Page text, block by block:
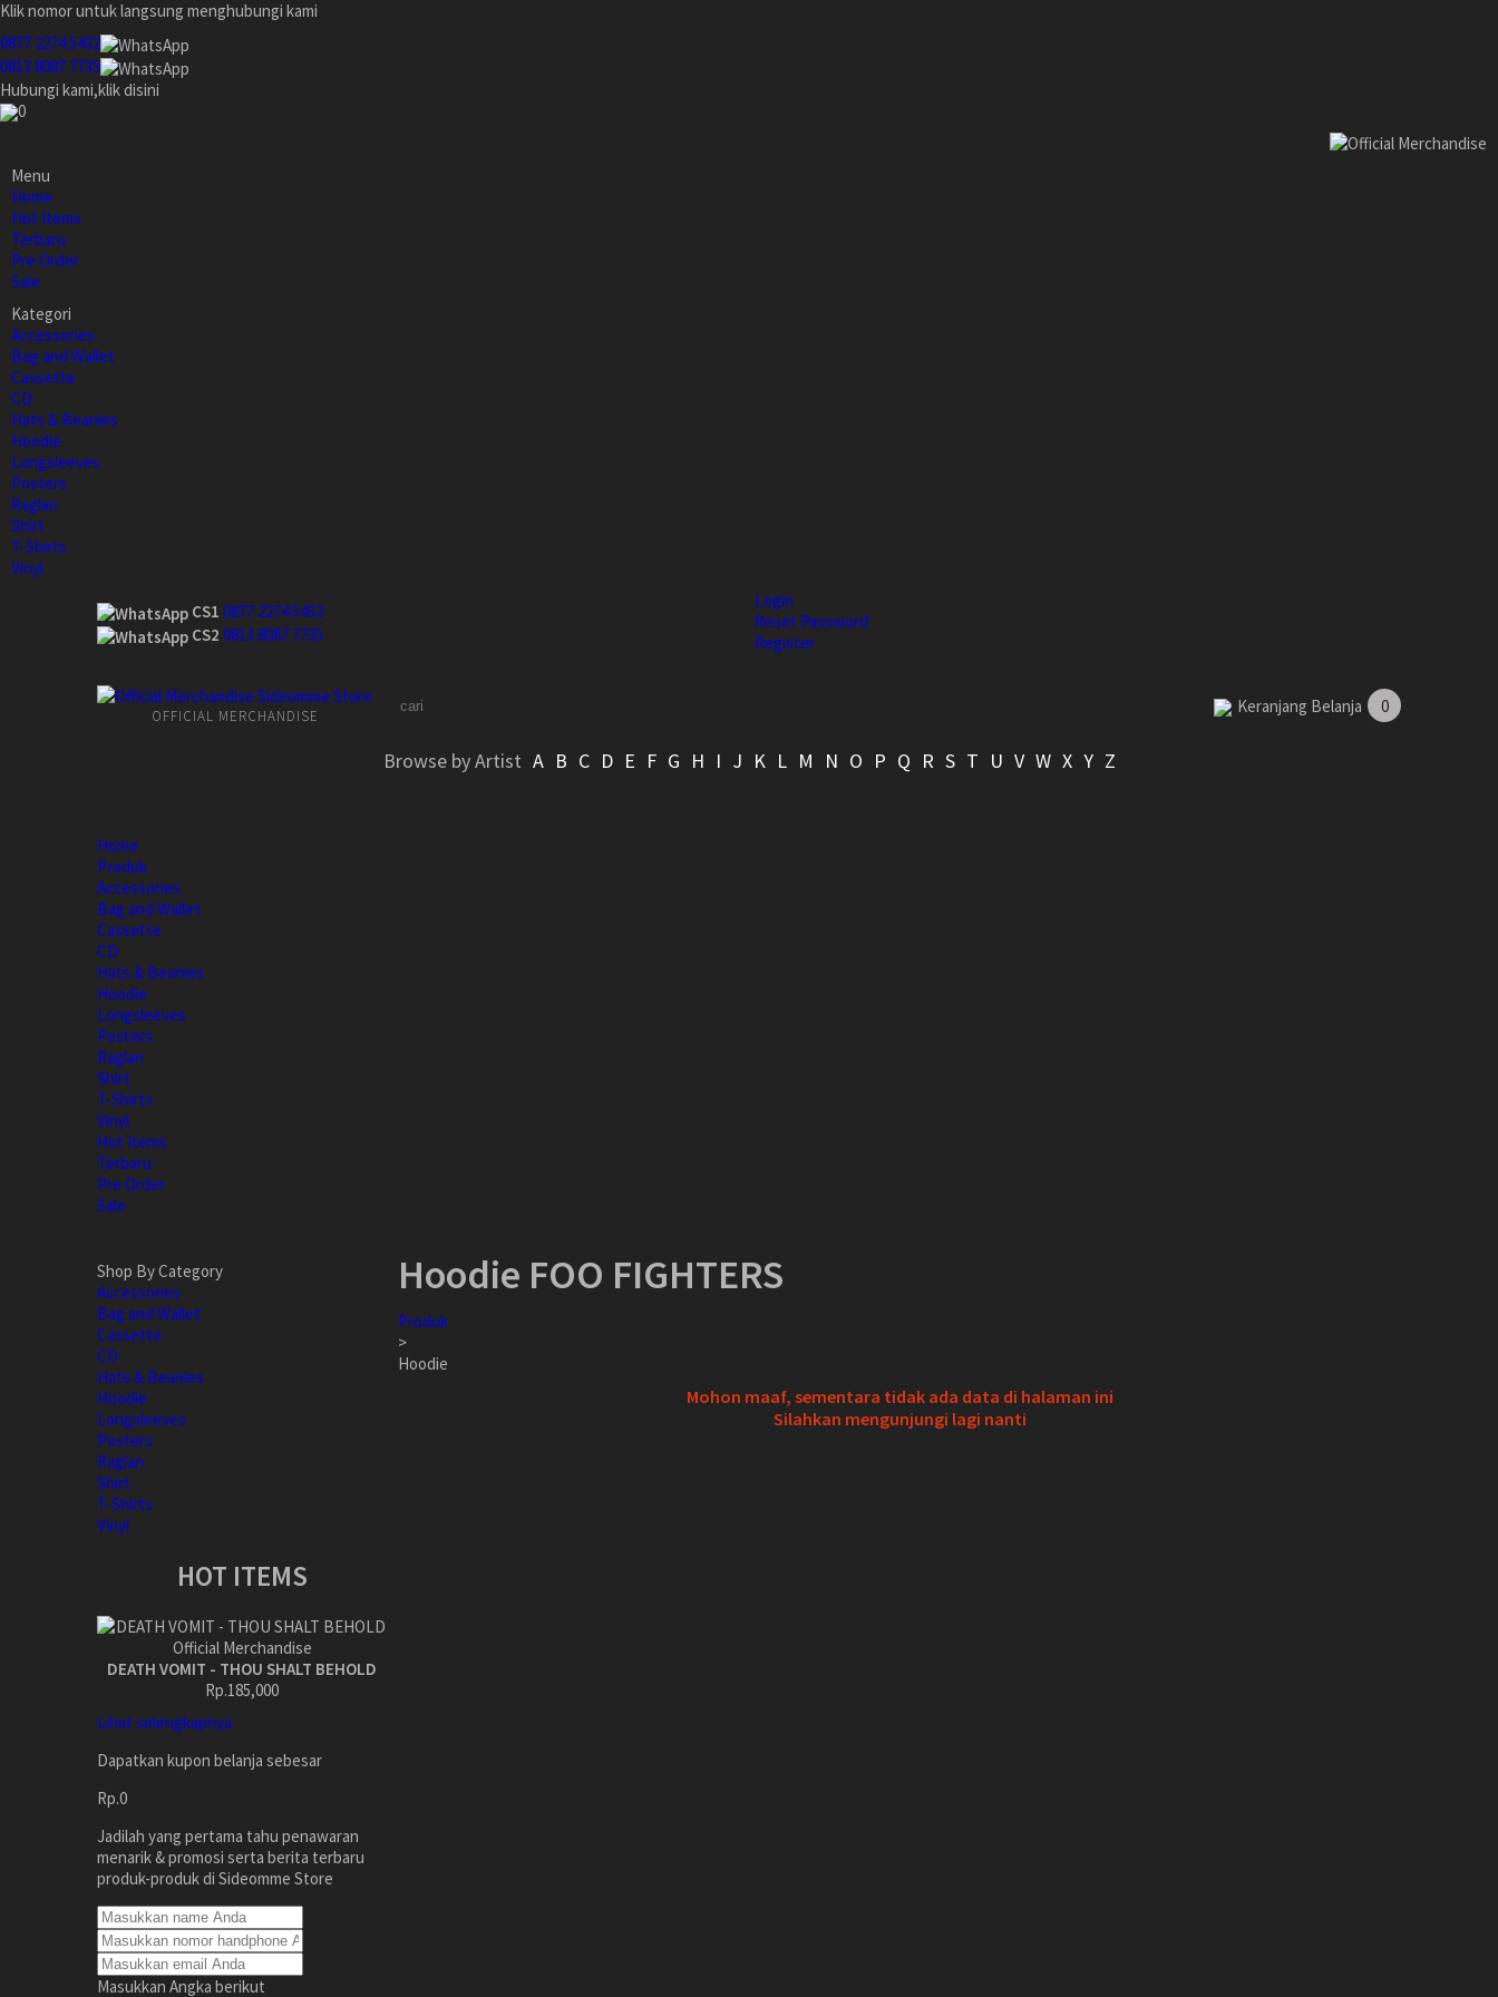
Klik nomor untuk langsung menghubungi kami
0877 2274 5432
0813 8087 7735
Hubungi kami,klik disini
0
Menu
Home
Hot Items
Terbaru
Pre Order
Sale
Kategori
Accessories
Bag and Wallet
Cassette
CD
Hats & Beanies
Hoodie
Longsleeves
Posters
Raglan
Shirt
T-Shirts
Vinyl
CS1 0877 2274 5432
CS2 0813 8087 7735
Login
Reset Password
Register
OFFICIAL MERCHANDISE Keranjang Belanja 0
Browse by Artist A B C D E F G H I J K L M N O P Q R S T U V W X Y Z
Home
Produk
Accessories
Bag and Wallet
Cassette
CD
Hats & Beanies
Hoodie
Longsleeves
Posters
Raglan
Shirt
T-Shirts
Vinyl
Hot Items
Terbaru
Pre Order
Sale
Shop By Category
Accessories
Bag and Wallet
Cassette
CD
Hats & Beanies
Hoodie
Longsleeves
Posters
Raglan
Shirt
T-Shirts
Vinyl
HOT ITEMS
DEATH VOMIT - THOU SHALT BEHOLD
Rp.185,000
Lihat selengkapnya
Dapatkan kupon belanja sebesar
Rp.0
Jadilah yang pertama tahu penawaran
menarik & promosi serta berita terbaru
produk-produk di Sideomme Store
Masukkan Angka berikut
Hoodie FOO FIGHTERS
Produk
>
Hoodie
Mohon maaf, sementara tidak ada data di halaman ini
Silahkan mengunjungi lagi nanti